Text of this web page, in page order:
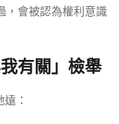
，會被認為權利意識
有關」檢舉
：